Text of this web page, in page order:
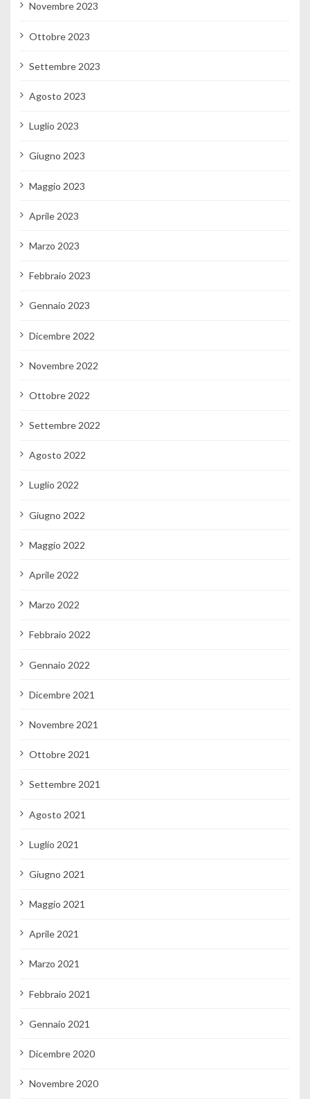
Novembre 2023
Ottobre 2023
Settembre 2023
Agosto 2023
Luglio 2023
Giugno 2023
Maggio 2023
Aprile 2023
Marzo 2023
Febbraio 2023
Gennaio 2023
Dicembre 2022
Novembre 2022
Ottobre 2022
Settembre 2022
Agosto 2022
Luglio 2022
Giugno 2022
Maggio 2022
Aprile 2022
Marzo 2022
Febbraio 2022
Gennaio 2022
Dicembre 2021
Novembre 2021
Ottobre 2021
Settembre 2021
Agosto 2021
Luglio 2021
Giugno 2021
Maggio 2021
Aprile 2021
Marzo 2021
Febbraio 2021
Gennaio 2021
Dicembre 2020
Novembre 2020